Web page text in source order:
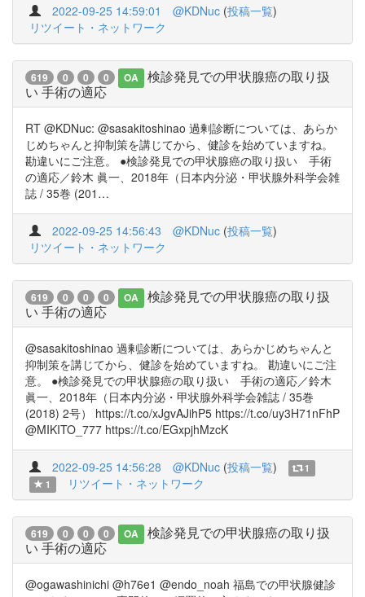
2022-09-25 14:59:01 @KDNuc (投稿一覧)
リツイート・ネットワーク
619 0 0 0 OA
検診発見での甲状腺癌の取り扱
い 手術の適応
RT @KDNuc: @sasakitoshinao 過剰診断については、あらか
じめちゃんと抑制策を講じてから、健診を始めていますね。
勘違いにご注意。 ●検診発見での甲状腺癌の取り扱い 手術
の適応／鈴木 眞一、2018年（日本内分泌・甲状腺外科学会雑
誌 / 35巻 (201…
2022-09-25 14:56:43 @KDNuc (投稿一覧)
リツイート・ネットワーク
619 0 0 0 OA
検診発見での甲状腺癌の取り扱
い 手術の適応
@sasakitoshinao 過剰診断については、あらかじめちゃんと
抑制策を講じてから、健診を始めていますね。 勘違いにご注
意。 ●検診発見での甲状腺癌の取り扱い 手術の適応／鈴木
眞一、2018年（日本内分泌・甲状腺外科学会雑誌 / 35巻
(2018) 2号） https://t.co/xJgvAJihP5 https://t.co/uy3H71nFhP
@MIKITO_777 https://t.co/EGxpjhMzcK
2022-09-25 14:56:28 @KDNuc (投稿一覧)
1
1
リツイート・ネットワーク
619 0 0 0 OA
検診発見での甲状腺癌の取り扱
い 手術の適応
@ogawashinichi @h76e1 @endo_noah 福島での甲状腺健診